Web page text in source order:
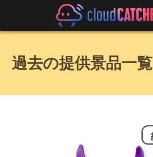
過去の提供景品一覧